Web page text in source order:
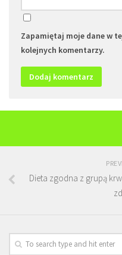
Zapamiętaj moje dane w
kolejnych komentarzy.
Dieta zgodna z grupą